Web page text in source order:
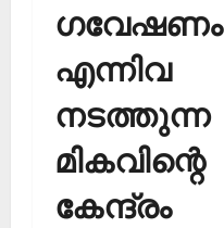
ഗവേഷണം
എന്നിവ
നടത്തുന്ന
മികവിന്റെ
കേന്ദ്രം